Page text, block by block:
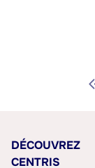
DÉCOUVREZ
CENTRIS